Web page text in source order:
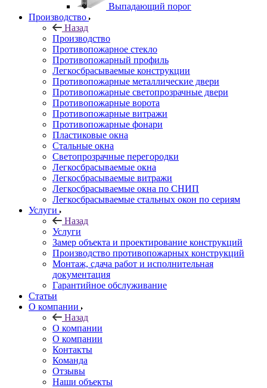
Выпадающий порог
Производство
Назад
Производство
Противопожарное стекло
Противопожарный профиль
Легкосбрасываемые конструкции
Противопожарные металлические двери
Противопожарные светопрозрачные двери
Противопожарные ворота
Противопожарные витражи
Противопожарные фонари
Пластиковые окна
Стальные окна
Светопрозрачные перегородки
Легкосбрасываемые окна
Легкосбрасываемые витражи
Легкосбрасываемые окна по СНИП
Легкосбрасываемые стальных окон по сериям
Услуги
Назад
Услуги
Замер объекта и проектирование конструкций
Производство противопожарных конструкций
Монтаж, сдача работ и исполнительная
документация
Гарантийное обслуживание
Статьи
О компании
Назад
О компании
О компании
Контакты
Команда
Отзывы
Наши объекты